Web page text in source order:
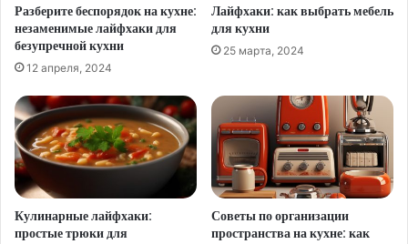
Разберите беспорядок на кухне:
незаменимые лайфхаки для
безупречной кухни
12 апреля, 2024
Лайфхаки: как выбрать мебель
для кухни
25 марта, 2024
Кулинарные лайфхаки:
простые трюки для
Советы по организации
пространства на кухне: как